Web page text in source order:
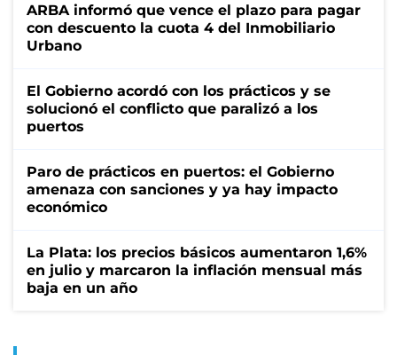
ARBA informó que vence el plazo para pagar
con descuento la cuota 4 del Inmobiliario
Urbano
El Gobierno acordó con los prácticos y se
solucionó el conflicto que paralizó a los
puertos
Paro de prácticos en puertos: el Gobierno
amenaza con sanciones y ya hay impacto
económico
La Plata: los precios básicos aumentaron 1,6%
en julio y marcaron la inflación mensual más
baja en un año